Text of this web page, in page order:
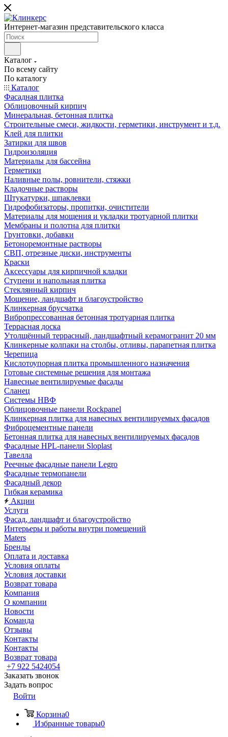
Интернет-магазин представительского класса
Каталог
По всему сайту
По каталогу
Каталог
Фасадная плитка
Облицовочный кирпич
Минеральная, бетонная плитка
Строительные смеси, жидкости, герметики, инструмент и т.д.
Клей для плитки
Затирки для швов
Гидроизоляция
Материалы для бассейна
Герметики
Наливные полы, ровнители, стяжки
Кладочные растворы
Штукатурки, шпаклевки
Гидрофобизаторы, пропитки, очистители
Материалы для мощения и укладки тротуарной плитки
Мембраны и полотна для плитки
Грунтовки, добавки
Бетоноремонтные растворы
СВП, отрезные диски, инструменты
Краски
Аксессуары для кирпичной кладки
Ступени и напольная плитка
Cтеклянный кирпич
Мощение, ландшафт и благоустройство
Клинкерная брусчатка
Вибропрессованная бетонная тротуарная плитка
Террасная доска
Утолщённый террасный, ландшафтный керамогранит 20 мм
Клинкерные колпаки на столбы, отливы, парапетная плитка
Черепица
Кислотоупорная плитка промышленного назначения
Готовые системные решения для монтажа
Навесные вентилируемые фасады
Сланец
Системы НВФ
Облицовочные панели Rockpanel
Клинкерная плитка для навесных вентилируемых фасадов
Фиброцементные панели
Бетонная плитка для навесных вентилируемых фасадов
Фасадные HPL-панели Sloplast
Тавелла
Реечные фасадные панели Legro
Фасадные термопанели
Фасадный декор
Гибкая керамика
Акции
Услуги
Фасад, ландшафт и благоустройство
Интерьеры и работы внутри помещений
Maters
Бренды
Оплата и доставка
Условия оплаты
Условия доставки
Возврат товара
Компания
О компании
Новости
Команда
Отзывы
Контакты
Контакты
Возврат товара
+7 922 5424054
Заказать звонок
Задать вопрос
Войти
Корзина0
Избранные товары0